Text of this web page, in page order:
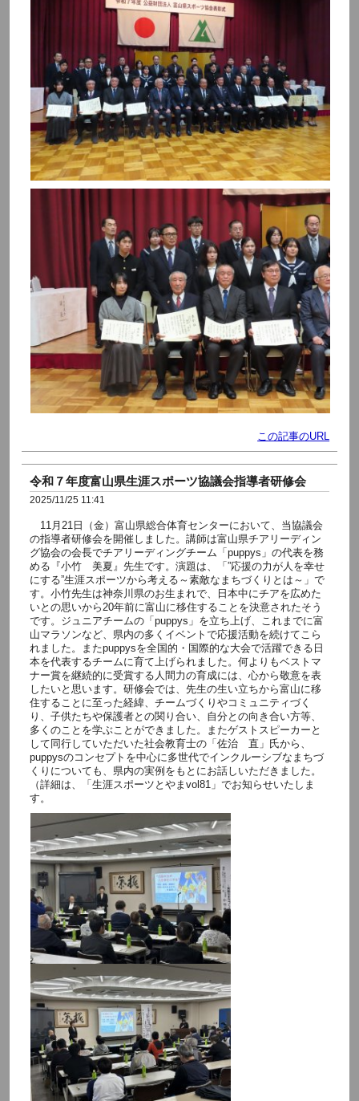
この記事のURL
令和７年度富山県生涯スポーツ協議会指導者研修会
2025/11/25 11:41
11月21日（金）富山県総合体育センターにおいて、当協議会
の指導者研修会を開催しました。講師は富山県チアリーディン
グ協会の会長でチアリーディングチーム「puppys」の代表を務
める『小竹 美夏』先生です。演題は、「”応援の力が人を幸せ
にする”生涯スポーツから考える～素敵なまちづくりとは～」で
す。小竹先生は神奈川県のお生まれで、日本中にチアを広めた
いとの思いから20年前に富山に移住することを決意されたそう
です。ジュニアチームの「puppys」を立ち上げ、これまでに富
山マラソンなど、県内の多くイベントで応援活動を続けてこら
れました。またpuppysを全国的・国際的な大会で活躍できる日
本を代表するチームに育て上げられました。何よりもベストマ
ナー賞を継続的に受賞する人間力の育成には、心から敬意を表
したいと思います。研修会では、先生の生い立ちから富山に移
住することに至った経緯、チームづくりやコミュニティづく
り、子供たちや保護者との関り合い、自分との向き合い方等、
多くのことを学ぶことができました。またゲストスピーカーと
して同行していただいた社会教育士の「佐治 直」氏から、
puppysのコンセプトを中心に多世代でインクルーシブなまちづ
くりについても、県内の実例をもとにお話しいただきました。
（詳細は、「生涯スポーツとやまvol81」でお知らせいたしま
す。